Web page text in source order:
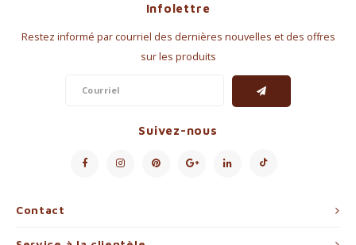
Contact
Infolettre
Restez informé par courriel des dernières nouvelles et des offres
sur les produits
Suivez-nous